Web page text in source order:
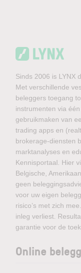
Sinds 2006 is LYNX
Met verschillende
beleggers toegang
instrumenten via
gebruikmaken van
trading apps en
brokerage-diensten
marktanalyses en
Kennisportaal. Hier
Belgische,
geen
voor uw eigen
risico’s met zich
inleg verliest.
garantie voor de
Online